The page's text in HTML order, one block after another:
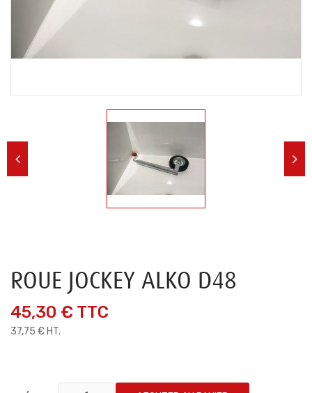
ROUE JOCKEY ALKO D48
45,30 € TTC
37,75 € HT.